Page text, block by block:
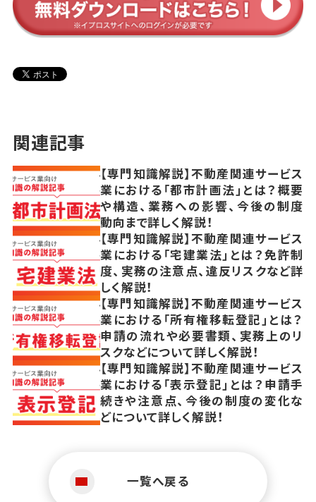
関連記事
【専門知識解説】不動産関連サービス
業における「都市計画法」とは？概要
や構造、業務への影響、今後の制度
動向まで詳しく解説！
【専門知識解説】不動産関連サービス
業における「宅建業法」とは？免許制
度、実務の注意点、違反リスクなど詳
しく解説！
【専門知識解説】不動産関連サービス
業における「所有権移転登記」とは？
申請の流れや必要書類、実務上のリ
スクなどについて詳しく解説！
【専門知識解説】不動産関連サービス
業における「表示登記」とは？申請手
続きや注意点、今後の制度の変化な
どについて詳しく解説！
一覧へ戻る